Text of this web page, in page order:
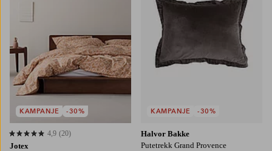
Jotex
4,9 basert på 20 karaktergivninger
4,9 (20)
KAMPANJE -30%
Halvor Bakke
Putetrekk Grand Provence
KAMPANJE -30%